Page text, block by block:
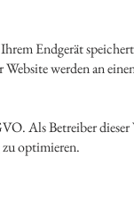
Endgerät
werden an
Als Betreiber dieser
zu optimieren.